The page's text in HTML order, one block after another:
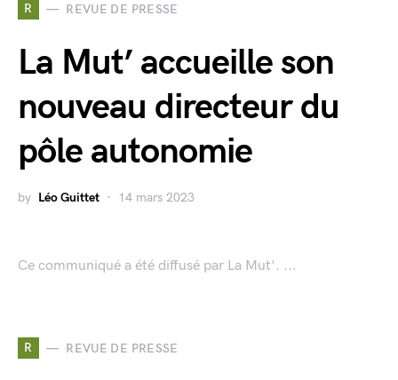
R REVUE DE PRESSE
La Mut’ accueille son
nouveau directeur du
pôle autonomie
by Léo Guittet 14 mars 2023
Ce communiqué a été diffusé par La Mut'. ...
R REVUE DE PRESSE